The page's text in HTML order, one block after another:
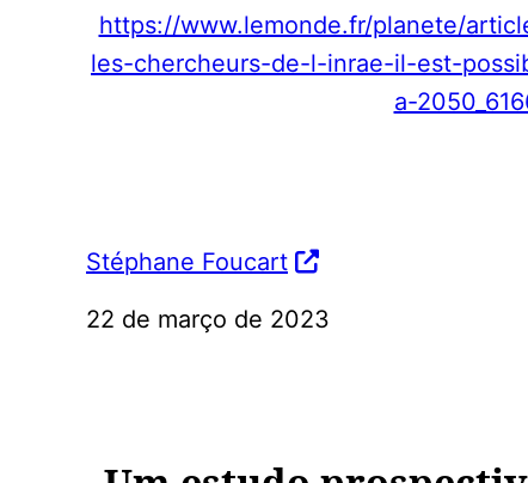
https://www.lemonde.fr/planete/
les-chercheurs-de-l-inrae-il-est-
a-
Stéphane Foucart
22 de março de 2023